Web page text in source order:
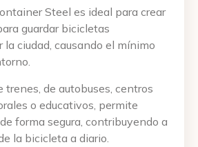
Steel es ideal para crear
guardar bicicletas
ciudad, causando el mínimo
trenes, de autobuses, centros
o educativos, permite
forma segura, contribuyendo a
la bicicleta a diario.